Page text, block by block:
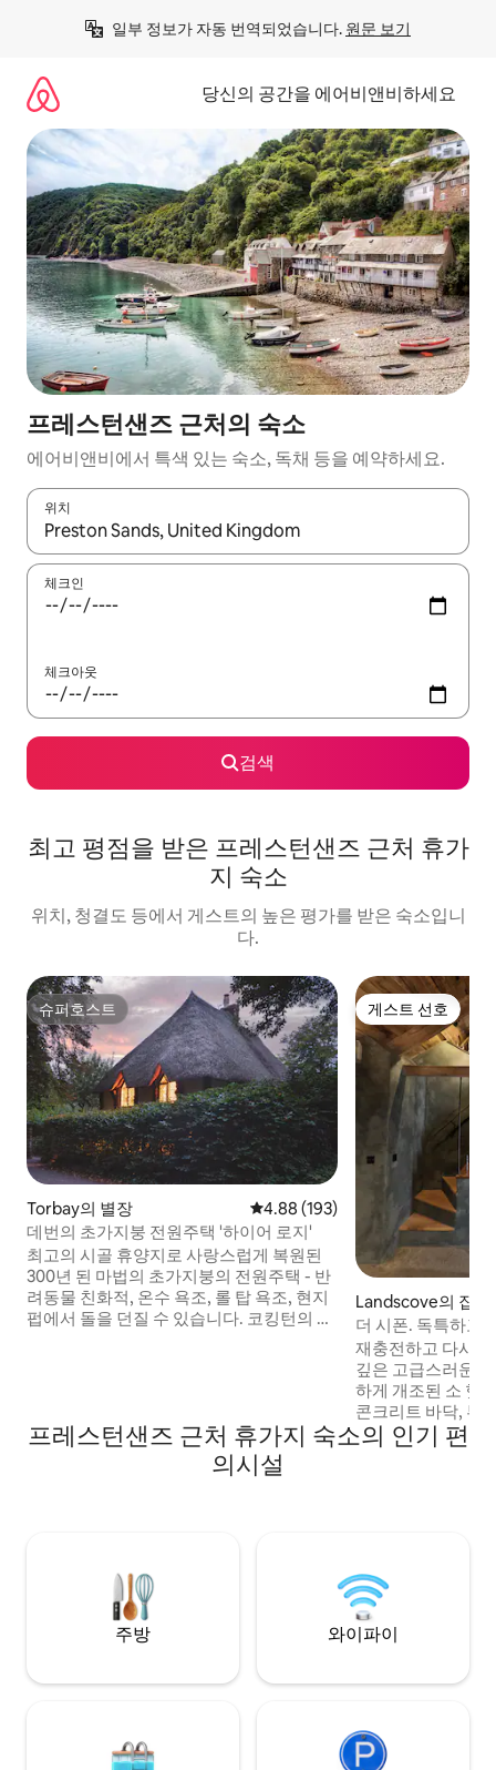
일부 정보가 자동 번역되었습니다. 원문 보기
당신의 공간을 에어비앤비하세요
프레스턴샌즈 근처의 숙소
에어비앤비에서 특색 있는 숙소, 독채 등을 예약하세요.
위치
결과가 나오면 위·아래 화살표 키를 사용하거나 터치 또는 스와이
체크인
체크아웃
검색
최고 평점을 받은 프레스턴샌즈 근처 휴가
지 숙소
위치, 청결도 등에서 게스트의 높은 평가를 받은 숙소입니
다.
슈퍼호스트
슈퍼호스트
Torbay의 별장 평점 4.88점(5점 만점), 후기 193
4.88 (193)
데번의 초가지붕 전원주택 '하이어 로지'
최고의 시골 휴양지로 사랑스럽게 복원된
300년 된 마법의 초가지붕의 전원주택 - 반
려동물 친화적, 온수 욕조, 롤 탑 욕조, 현지
펍에서 돌을 던질 수 있습니다. 코킹턴의 역
지대 산책로로 둘러싸여 있으며 해변에서
차로 단 5분 거리에 있는 이 낭만적인 은신
처는 매일 탈출할 수 있는 완벽한 장소입니
게스트 선호
게스트 선호
Landscove의 집
더 시폰. 독특하고
휴양지.
재충전하고 다시
깊은 고급스러운
하게 개조된 소 헛
콘크리트 바닥, 부
벽, 수제 주방, 따
간, 천연 소재를
프레스턴샌즈 근처 휴가지 숙소의 인기 편
의시설
주방 와이파이